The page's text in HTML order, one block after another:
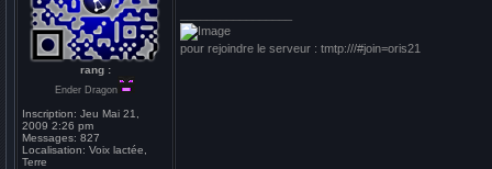
rang :
Ender Dragon
Inscription: Jeu Mai 21,
2009 2:26 pm
Messages: 827
Localisation: Voix lactée,
Terre
pour rejoindre le serveur : tmtp:///#join=oris21